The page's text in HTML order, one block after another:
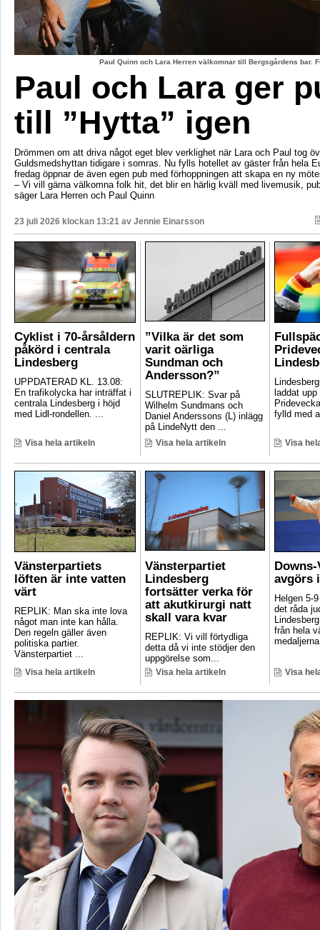
Paul Quinn och Lara Herren välkomnar till Bergsgårdens bar.
Paul och Lara ger
till ”Hytta” igen
Drömmen om att driva något eget blev verklighet när Lara och Paul tog
Guldsmedshyttan tidigare i somras. Nu fylls hotellet av gäster från hela
fredag öppnar de även egen pub med förhoppningen att skapa en ny
– Vi vill gärna välkomna folk hit, det blir en härlig kväll med livemusik,
säger Lara Herren och Paul Quinn
23 juli 2026 klockan 13:21 av Jennie Einarsson
Cyklist i 70-årsåldern
påkörd i centrala
Lindesberg
UPPDATERAD KL. 13.08:
En trafikolycka har inträffat i
centrala Lindesberg i höjd
med Lidl-rondellen. ...
Visa hela artikeln
”Vilka är det som
varit oärliga
Sundman och
Andersson?”
SLUTREPLIK: Svar på
Wilhelm Sundmans och
Daniel Anderssons (L) inlägg
på LindeNytt den ...
Visa hela artikeln
laddat
fylld med
Visa
Vänsterpartiets
löften är inte vatten
värt
REPLIK: Man ska inte lova
något man inte kan hålla.
Den regeln gäller även
politiska partier.
Vänsterpartiet ...
Visa hela artikeln
Vänsterpartiet
Lindesberg
fortsätter verka för
att akutkirurgi natt
skall vara kvar
REPLIK: Vi vill förtydliga
detta då vi inte stödjer den
uppgörelse som...
Visa hela artikeln
avgörs
Helgen 5-
det råda
från hela
Visa